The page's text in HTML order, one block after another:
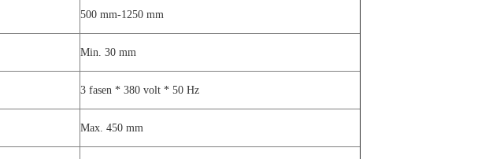
500 mm-1250 mm
Min. 30 mm
3 fasen * 380 volt * 50 Hz
Max. 450 mm